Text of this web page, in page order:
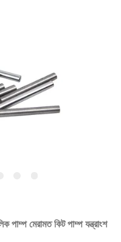
মেরামত কিট পাম্প যন্ত্রাংশ